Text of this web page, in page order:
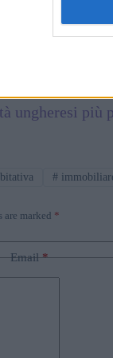
prezzo può
una
ungheresi
#
are marked *
Email*